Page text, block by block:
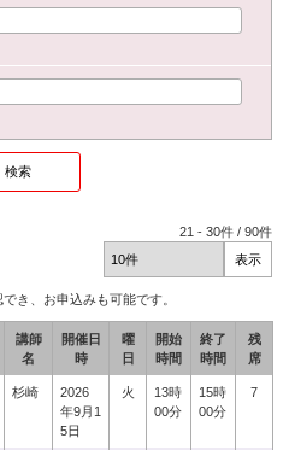
21 -30件 /90件
き、お申込みも可能です。
講師
名
開催日
時
曜
日
開始
時間
終了
時間
残
席
杉崎
2026
年9月1
5日
火
13時
00分
15時
00分
7